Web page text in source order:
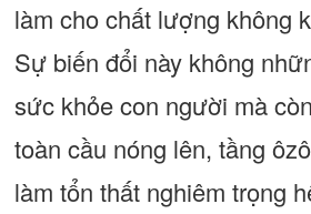
làm cho chất lượng không
Sự biến đổi này không
sức khỏe con người mà
toàn cầu nóng lên, tầng
làm tổn thất nghiêm trọng